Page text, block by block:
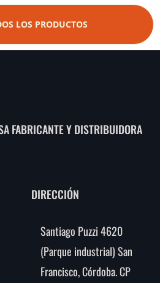
LOS PRODUCTOS
FABRICANTE Y DISTRIBUIDORA
DIRECCIÓN
Santiago Puzzi 4620
(Parque industrial) San
Francisco, Córdoba. CP